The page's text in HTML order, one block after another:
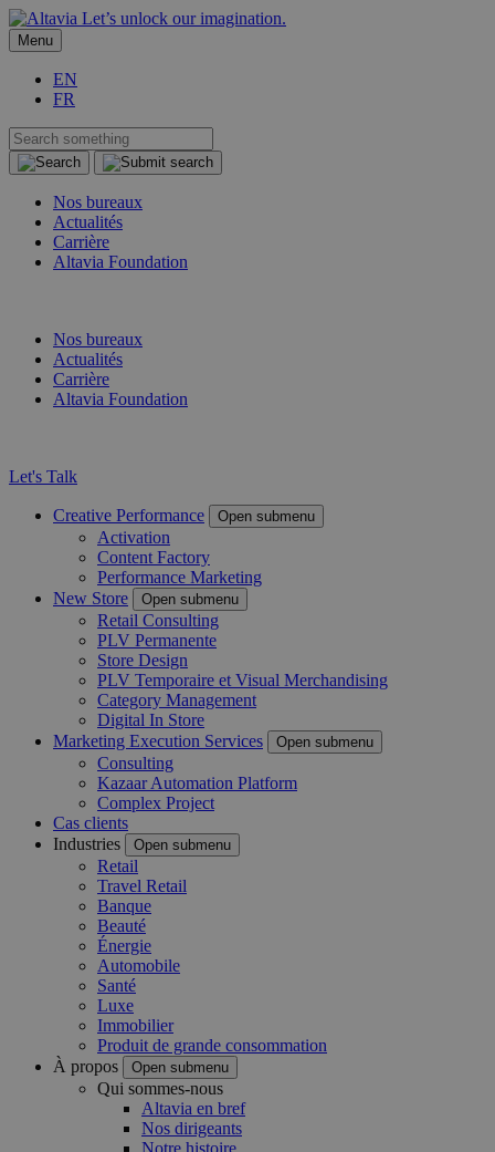
Let’s unlock our imagination.
Menu
EN
FR
Nos bureaux
Actualités
Carrière
Altavia Foundation
Nos bureaux
Actualités
Carrière
Altavia Foundation
Let's Talk
Creative Performance Open submenu
Activation
Content Factory
Performance Marketing
New Store
Open submenu
Retail Consulting
PLV Permanente
Store Design
PLV Temporaire et Visual Merchandising
Category Management
Digital In Store
Marketing Execution Services
Open submenu
Consulting
Kazaar Automation Platform
Complex Project
Cas clients
Industries
Open submenu
Retail
Travel Retail
Banque
Beauté
Énergie
Automobile
Santé
Luxe
Immobilier
Produit de grande consommation
À propos
Open submenu
Qui sommes-nous
Altavia en bref
Nos dirigeants
Notre histoire